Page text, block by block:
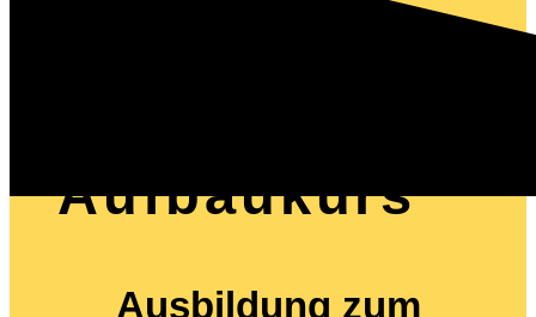
Aufbaukurs
Ausbildung zum